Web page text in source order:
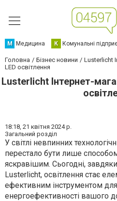
М Медицина К Комунальні
Головна Бізнес новини
Lusterlicht
LED освітлення
Lusterlicht Інтернет-
18:18, 21 квітня 2024 р.
Загальний розділ
У світлі невпинних
перестало бути лише
яскравішим. Сьогодні,
Lusterlicht, освітлення стає
ефективним інструментом
енергоефективності вашого